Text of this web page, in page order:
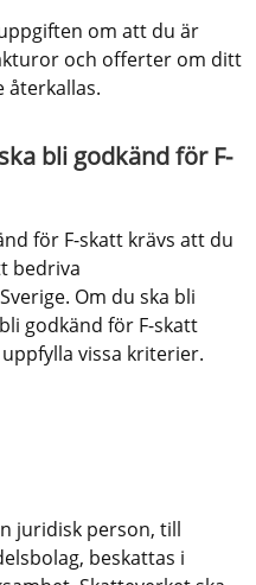
om att du är
och offerter om ditt
återkallas.
bli godkänd för F-
för F-skatt krävs att du
bedriva
Om du ska bli
godkänd för F-skatt
vissa kriterier.
juridisk person, till
beskattas i